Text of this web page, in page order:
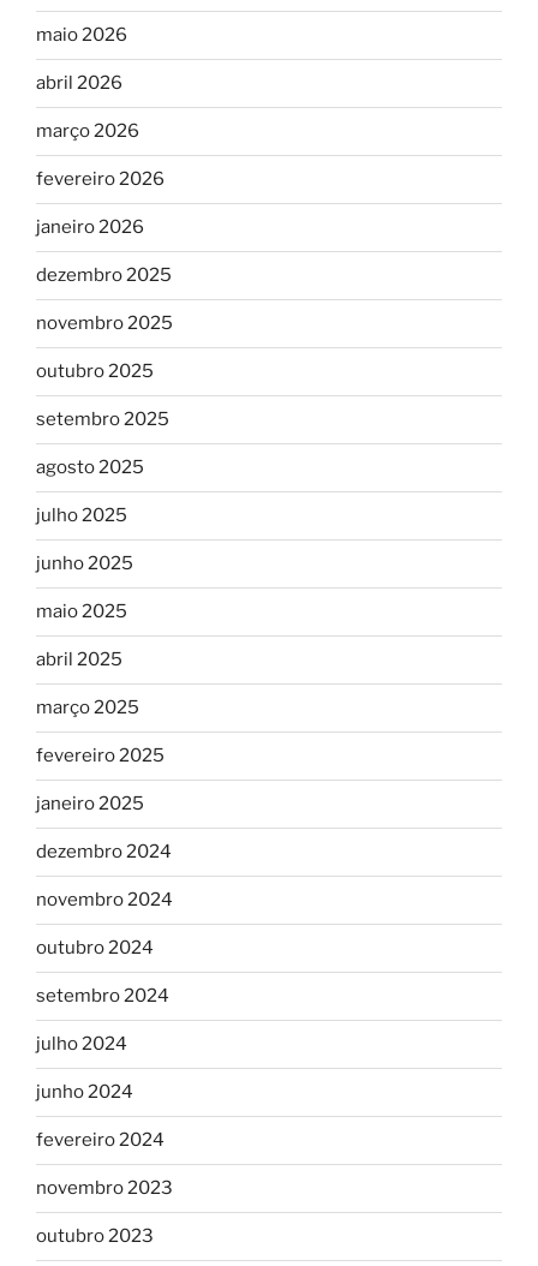
maio 2026
abril 2026
março 2026
fevereiro 2026
janeiro 2026
dezembro 2025
novembro 2025
outubro 2025
setembro 2025
agosto 2025
julho 2025
junho 2025
maio 2025
abril 2025
março 2025
fevereiro 2025
janeiro 2025
dezembro 2024
novembro 2024
outubro 2024
setembro 2024
julho 2024
junho 2024
fevereiro 2024
novembro 2023
outubro 2023